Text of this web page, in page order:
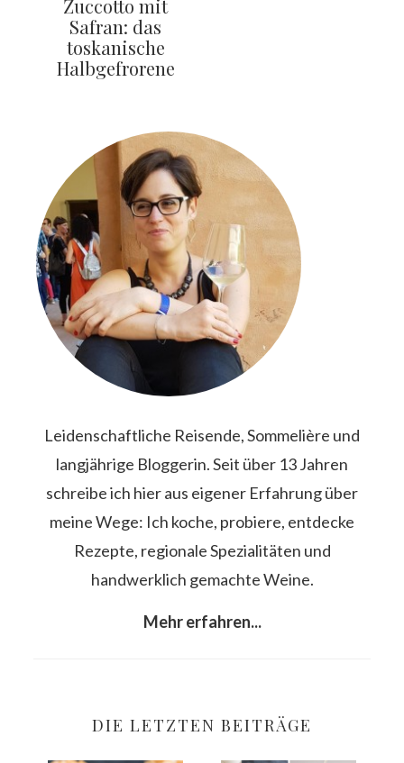
Zuccotto mit
Safran: das
toskanische
Halbgefrorene
SEITENSPALTE
Leidenschaftliche Reisende, Sommelière und
langjährige Bloggerin. Seit über 13 Jahren
schreibe ich hier aus eigener Erfahrung über
meine Wege: Ich koche, probiere, entdecke
Rezepte, regionale Spezialitäten und
handwerklich gemachte Weine.
Mehr erfahren...
DIE LETZTEN BEITRÄGE